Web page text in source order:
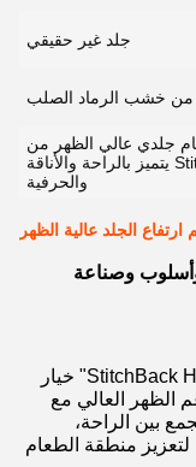
جلد غير حقيقي
من خشب الرماد الصلب
جلدي عالي الظهر من
StitchBack يتميز بالراحة والأناقة
والحرفية
وصناعة
مقدمة "StitchBack High-Back Leather Dining Chair" خيار
الظهر العالي مع
بين الراحة،
لتعزيز منطقة الطعام